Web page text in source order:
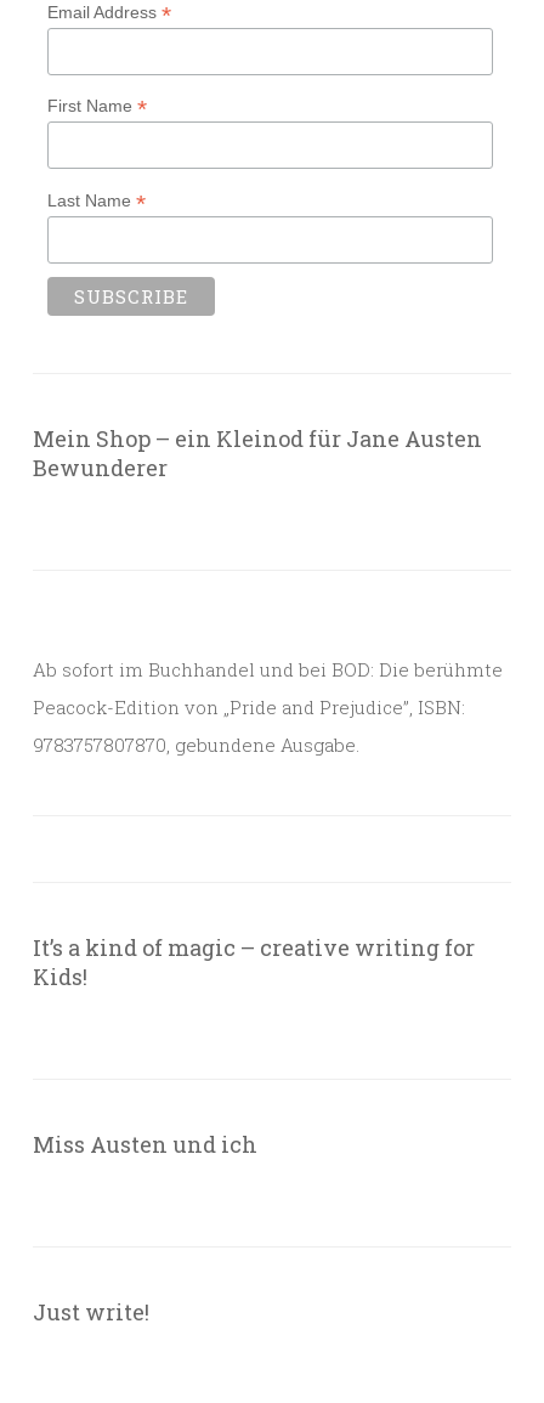
Email Address *
First Name *
Last Name *
Mein Shop – ein Kleinod für Jane Austen
Bewunderer
Ab sofort im Buchhandel und bei BOD: Die berühmte
Peacock-Edition von „Pride and Prejudice”, ISBN:
9783757807870, gebundene Ausgabe.
It’s a kind of magic – creative writing for
Kids!
Miss Austen und ich
Just write!